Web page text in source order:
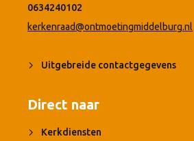
0634240102
kerkenraad@ontmoetingmiddelburg.nl
Uitgebreide contactgegevens
Direct naar
Kerkdiensten